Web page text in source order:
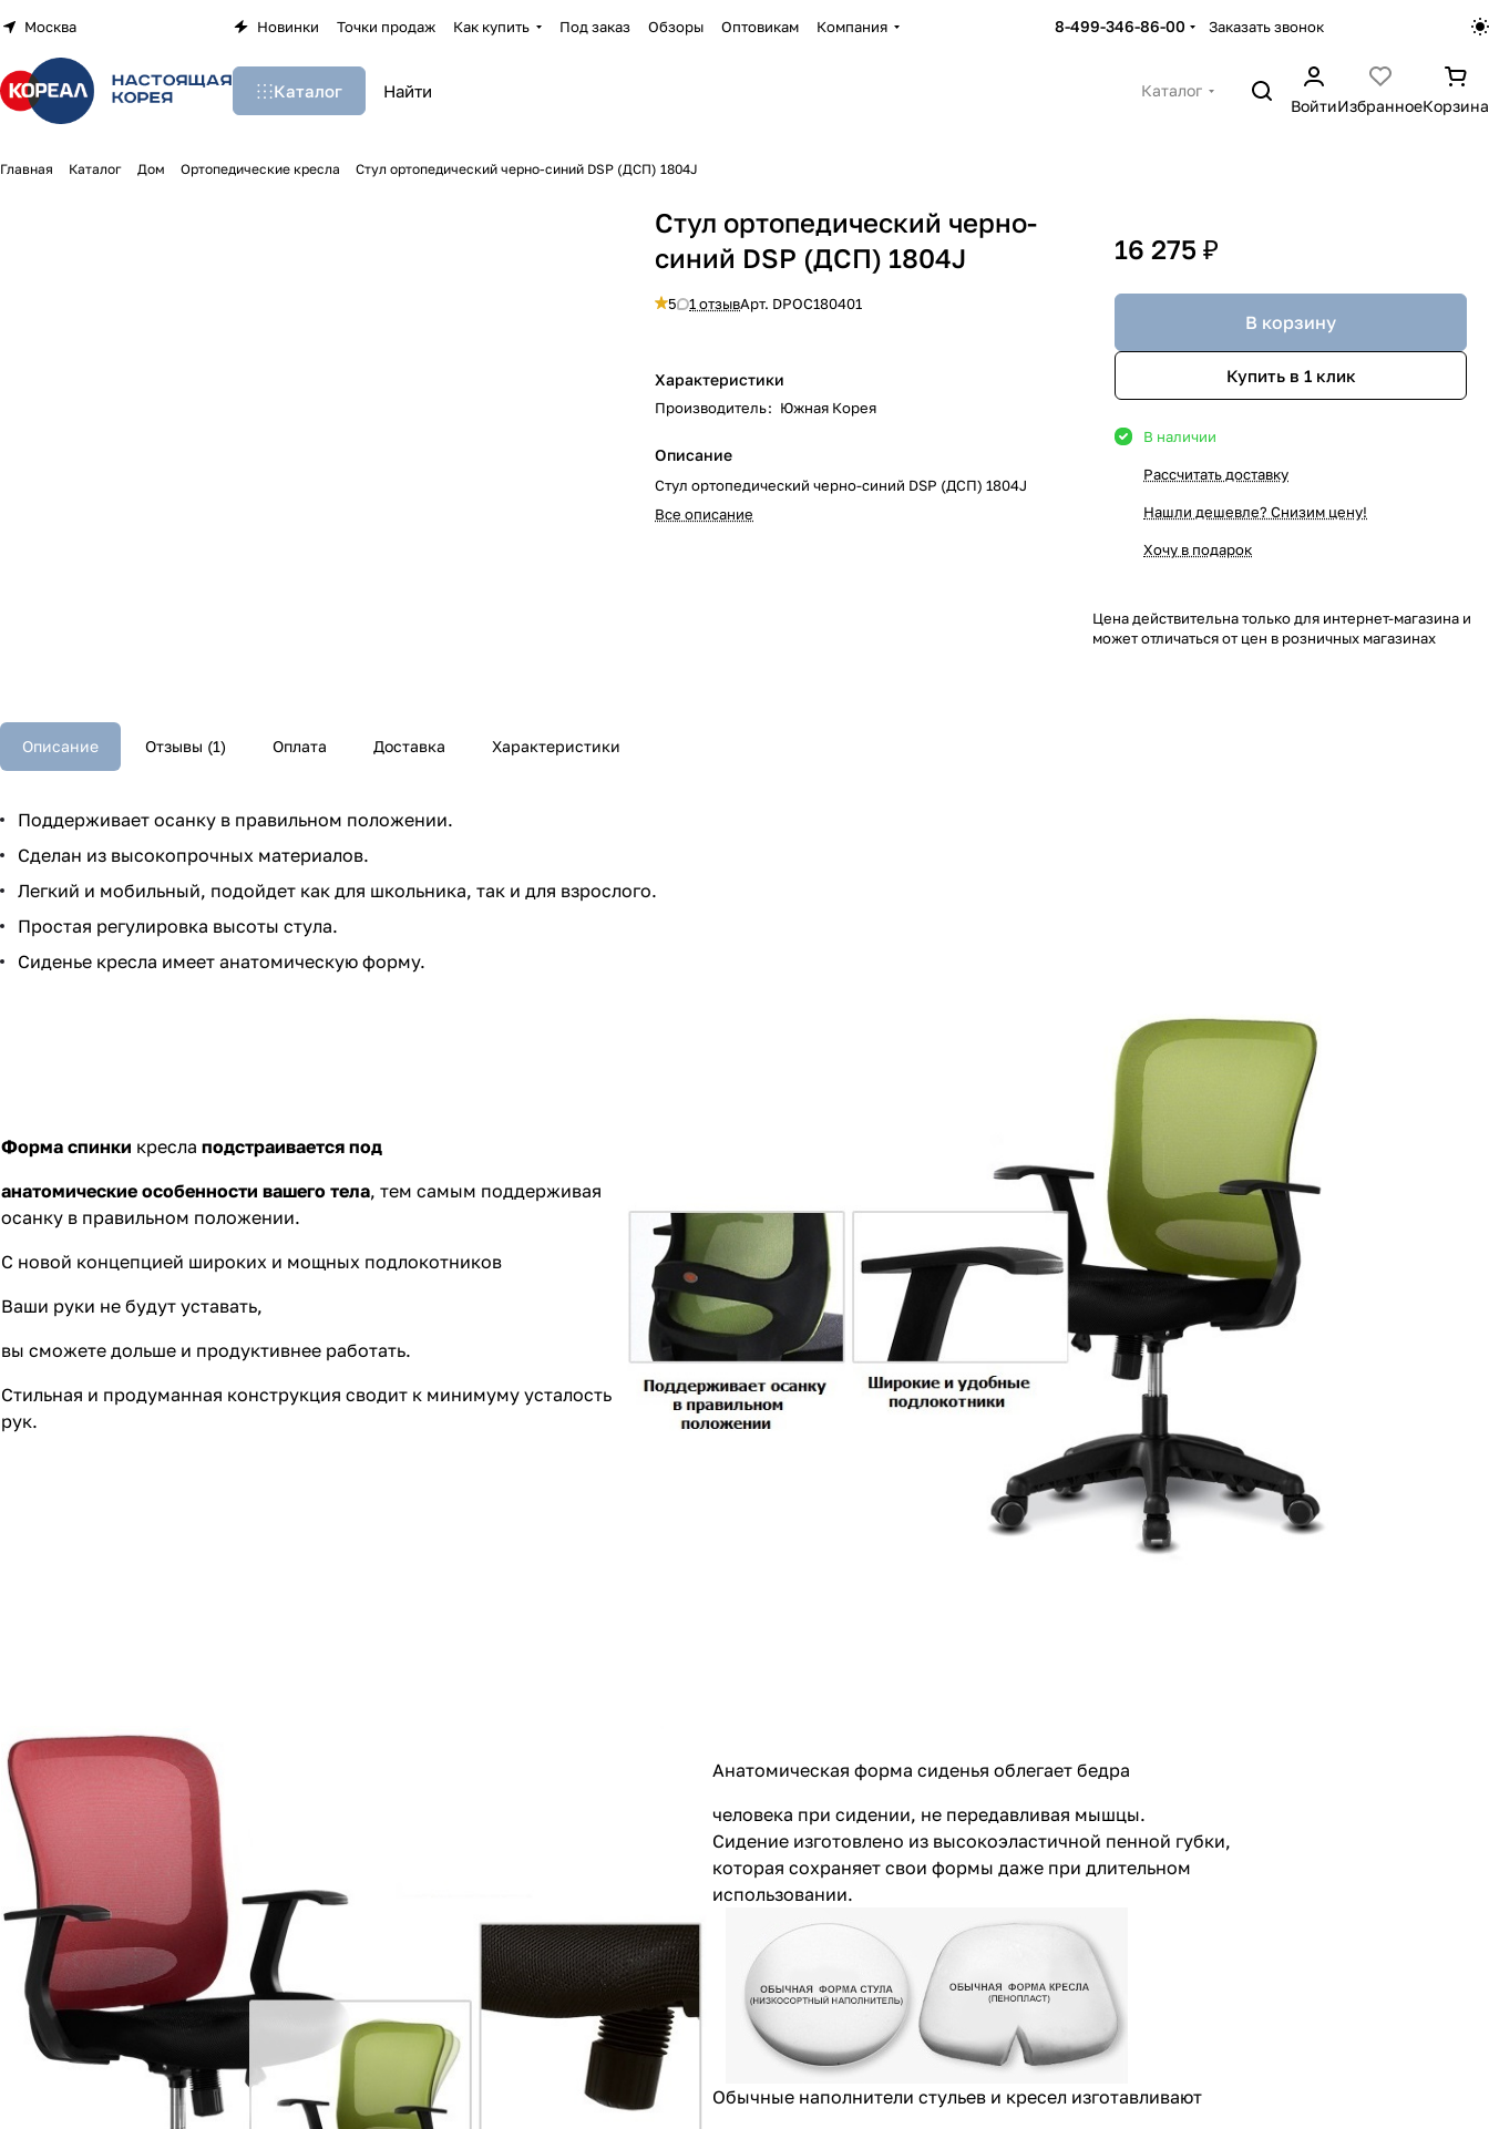
Москва Новинки Точки продаж Как купить Под заказ Обзоры Оптовикам Компания 8-499-346-86-00 Заказать звонок
Каталог
Каталог
ВойтиИзбранноеКорзина
Главная Каталог Дом Ортопедические кресла Стул ортопедический черно-синий DSP (ДСП) 1804J
Стул ортопедический черно-
синий DSP (ДСП) 1804J
5 1 отзывАрт. DPOC180401
Характеристики
Производитель: Южная Корея
Описание
Стул ортопедический черно-синий DSP (ДСП) 1804J
Все описание
16 275 ₽
В корзину
Купить в 1 клик
В наличии
Рассчитать доставку
Нашли дешевле? Снизим цену!
Хочу в подарок
Цена действительна только для интернет-магазина и
может отличаться от цен в розничных магазинах
Описание Отзывы (1) Оплата Доставка Характеристики
Поддерживает осанку в правильном положении.
Сделан из высокопрочных материалов.
Легкий и мобильный, подойдет как для школьника, так и для взрослого.
Простая регулировка высоты стула.
Сиденье кресла имеет анатомическую форму.
Форма спинки кресла подстраивается под
анатомические особенности вашего тела, тем самым поддерживая
осанку в правильном положении.
С новой концепцией широких и мощных подлокотников
Ваши руки не будут уставать,
вы сможете дольше и продуктивнее работать.
Стильная и продуманная конструкция сводит к минимуму усталость
рук.
Анатомическая форма сиденья облегает бедра
человека при сидении, не передавливая мышцы.
Сидение изготовлено из высокоэластичной пенной губки,
которая сохраняет свои формы даже при длительном
использовании.
Обычные наполнители стульев и кресел изготавливают